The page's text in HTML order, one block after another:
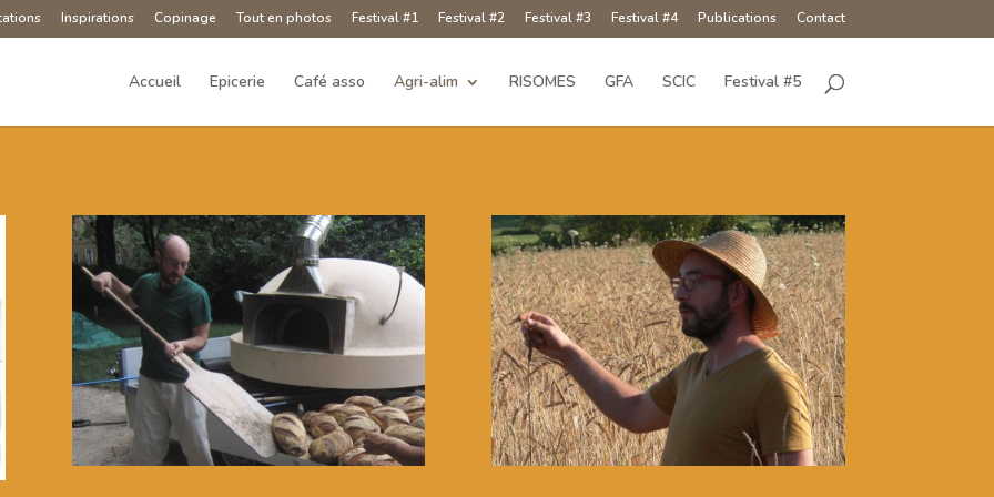
Inspirations Copinage Tout en photos Festival #1 Festival #2 Festival #3 Festival #4 Publications Contact
Accueil Epicerie Café asso Agri-alim RISOMES GFA SCIC Festival #5